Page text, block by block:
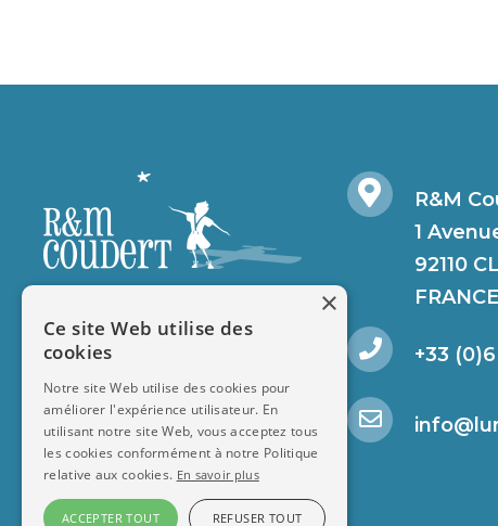
R&M
1
92110
FRANCE
+33
×
Ce site Web utilise des
cookies
Notre site Web utilise des cookies pour
améliorer l'expérience utilisateur. En
utilisant notre site Web, vous acceptez tous
les cookies conformément à notre Politique
relative aux cookies. En savoir plus
ACCEPTER TOUT REFUSER TOUT